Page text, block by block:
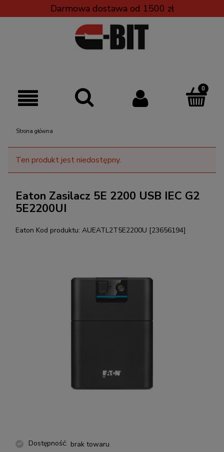
Darmowa dostawa od 1500 zł
Strona główna
Ten produkt jest niedostępny.
Eaton Zasilacz 5E 2200 USB IEC G2
5E2200UI
Eaton Kod produktu: AUEATL2T5E2200U [23656194]
Dostępność: brak towaru